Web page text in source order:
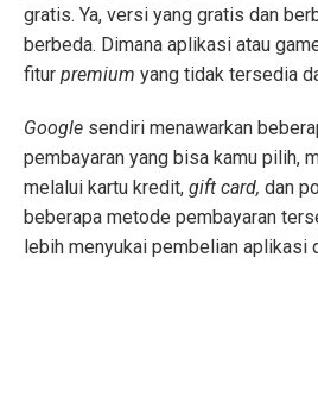
gratis. Ya, versi yang gratis dan
berbeda. Dimana aplikasi atau
fitur premium yang tidak tersedia
Google sendiri menawarkan
pembayaran yang bisa kamu pilih,
melalui kartu kredit, gift card, dan
beberapa metode pembayaran
lebih menyukai pembelian aplikasi